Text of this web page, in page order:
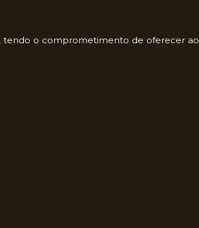
tendo o comprometimento de oferecer